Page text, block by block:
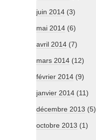
juin 2014 (3)
mai 2014 (6)
avril 2014 (7)
mars 2014 (12)
février 2014 (9)
janvier 2014 (11)
décembre 2013 (5)
octobre 2013 (1)